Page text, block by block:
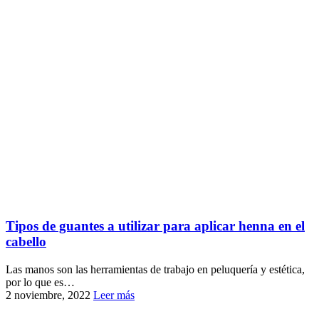
Tipos de guantes a utilizar para aplicar henna en el
cabello
Las manos son las herramientas de trabajo en peluquería y estética,
por lo que es…
2 noviembre, 2022 Leer más